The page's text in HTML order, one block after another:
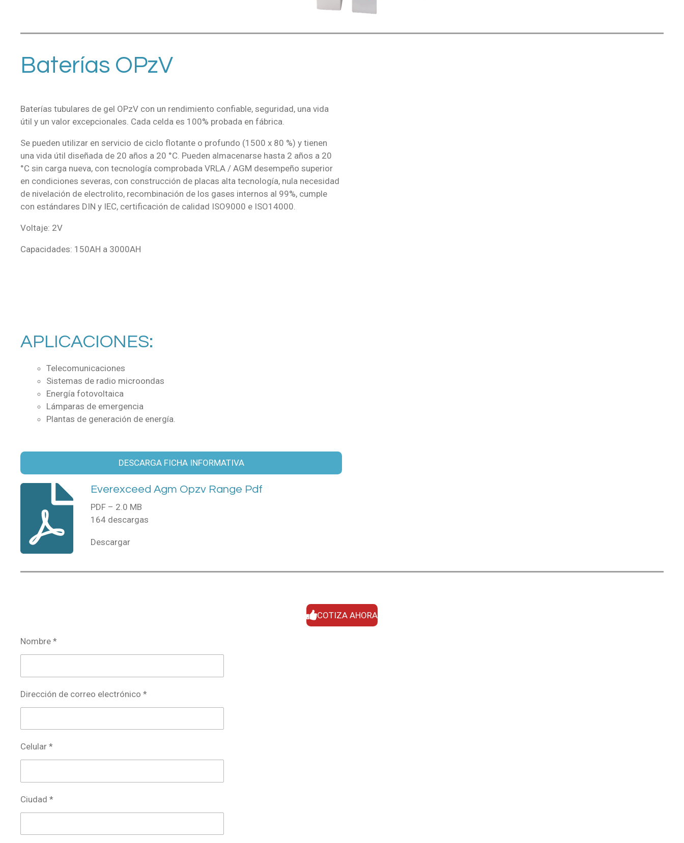
Baterías OPzV
Baterías tubulares de gel OPzV con un rendimiento confiable, seguridad, una vida
útil y un valor excepcionales. Cada celda es 100% probada en fábrica.
Se pueden utilizar en servicio de ciclo flotante o profundo (1500 x 80 %) y tienen
una vida útil diseñada de 20 años a 20 °C. Pueden almacenarse hasta 2 años a 20
°C sin carga nueva, con tecnología comprobada VRLA / AGM desempeño superior
en condiciones severas, con construcción de placas alta tecnología, nula necesidad
de nivelación de electrolito, recombinación de los gases internos al 99%, cumple
con estándares DIN y IEC, certificación de calidad ISO9000 e ISO14000.
Voltaje: 2V
Capacidades: 150AH a 3000AH
APLICACIONES:
Telecomunicaciones
Sistemas de radio microondas
Energía fotovoltaica
Lámparas de emergencia
Plantas de generación de energía.
DESCARGA FICHA INFORMATIVA
Everexceed Agm Opzv Range Pdf
PDF – 2.0 MB
164 descargas
Descargar
COTIZA AHORA
Nombre *
Dirección de correo electrónico *
Celular *
Ciudad *